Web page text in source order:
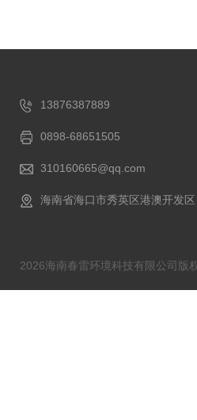
13876387889
0898-68651505
310160665@qq.com
海南省海口市秀英区港澳开发区
2026海南春雷环境科技有限公司版